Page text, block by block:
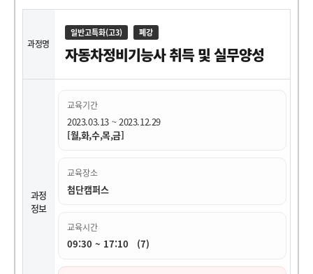
과정명
일반고특화(고3) 폐강
자동차정비기능사 취득 및 실무양성
과정
정보
교육기간
2023.03.13 ~ 2023.12.29
[월,화,수,목,금]
교육장소
첨단캠퍼스
교육시간
09:30 ~ 17:10 (7)